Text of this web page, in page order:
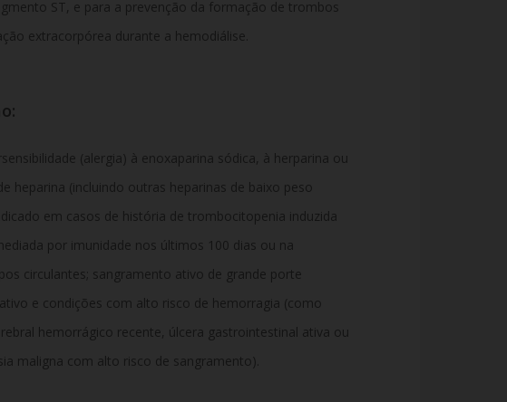
ST, e para a prevenção da formação de trombos
extracorpórea durante a hemodiálise.
(alergia) à enoxaparina sódica, à herparina ou
heparina (incluindo outras heparinas de baixo peso
em casos de história de trombocitopenia induzida
por imunidade nos últimos 100 dias ou na
circulantes; sangramento ativo de grande porte
e condições com alto risco de hemorragia (como
hemorrágico recente, úlcera gastrointestinal ativa ou
maligna com alto risco de sangramento).